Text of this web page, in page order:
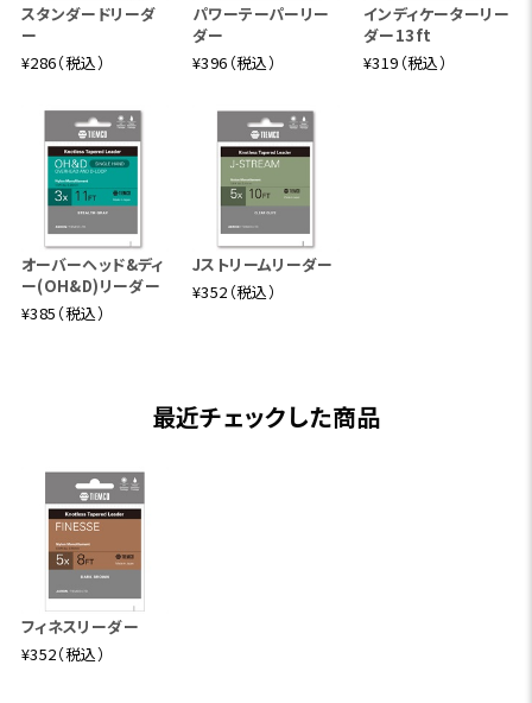
スタンダードリーダ
ー
¥286（税込）
パワーテーパーリー
ダー
¥396（税込）
インディケーターリー
ダー13ft
¥319（税込）
オーバーヘッド&ディ
ー(OH&D)リーダー
¥385（税込）
Jストリームリーダー
¥352（税込）
最近チェックした商品
フィネスリーダー
¥352（税込）